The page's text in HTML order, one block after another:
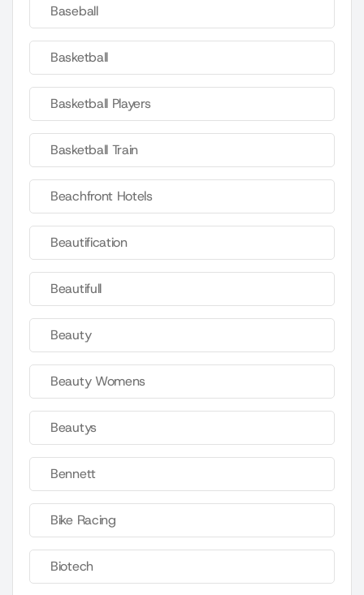
Baseball
Basketball
Basketball Players
Basketball Train
Beachfront Hotels
Beautification
Beautifull
Beauty
Beauty Womens
Beautys
Bennett
Bike Racing
Biotech